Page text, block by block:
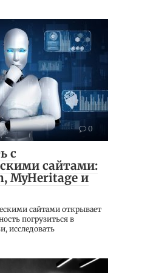
0
с
сайтами:
MyHeritage и
сайтами открывает
погрузиться в
исследовать